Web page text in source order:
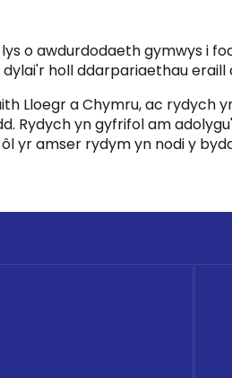
o awdurdodaeth gymwys i
holl ddarpariaethau eraill
Lloegr a Chymru, ac rydych
Rydych yn gyfrifol am
yr amser rydym yn nodi y